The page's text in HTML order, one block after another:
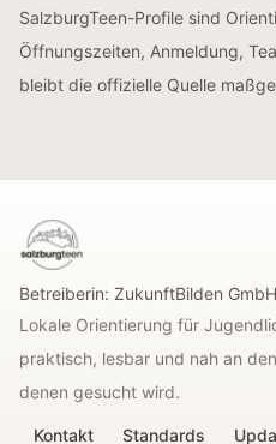
SalzburgTeen-Profile sind
Öffnungszeiten, Anmeldung,
bleibt die offizielle Quelle
SalzburgTeen
Betreiberin: ZukunftBilden GmbH
Lokale Orientierung für
praktisch, lesbar und nah an
denen gesucht wird.
Kontakt Standards